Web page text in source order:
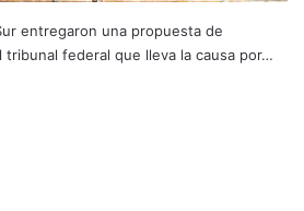
entregaron una propuesta de
tribunal federal que lleva la causa por…